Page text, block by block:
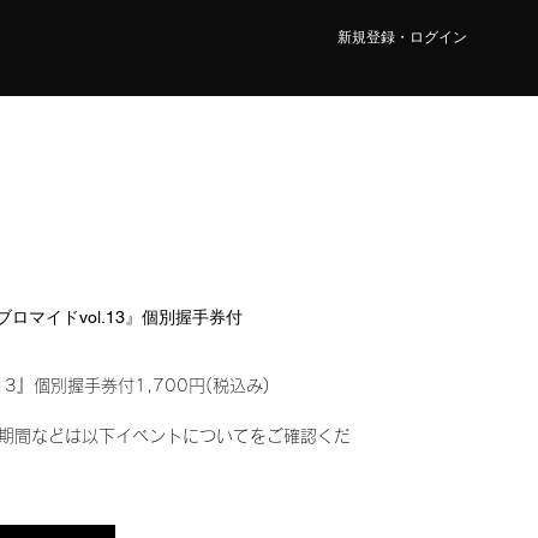
新規登録・ログイン
ロマイドvol.13』個別握手券付
』個別握手券付1,700円(税込み)
間などは以下イベントについてをご確認くだ